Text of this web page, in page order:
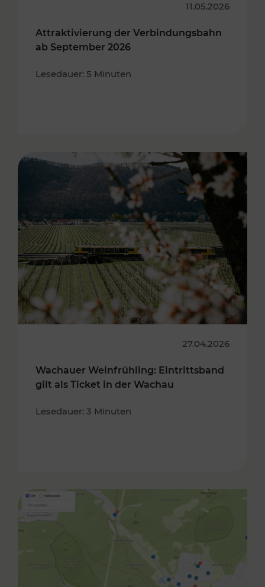
11.05.2026
Attraktivierung der Verbindungsbahn
ab September 2026
Lesedauer: 5 Minuten
27.04.2026
Wachauer Weinfrühling: Eintrittsband
gilt als Ticket in der Wachau
Lesedauer: 3 Minuten